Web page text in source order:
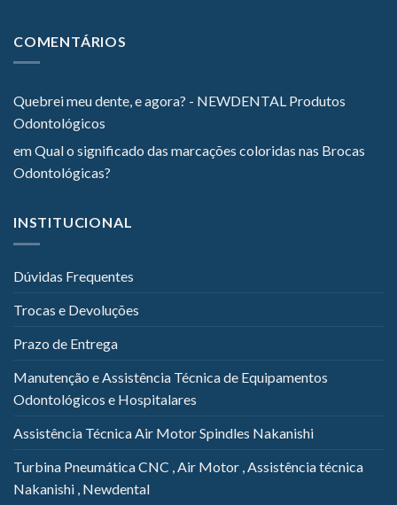
COMENTÁRIOS
Quebrei meu dente, e agora? - NEWDENTAL Produtos
Odontológicos
emQual o significado das marcações coloridas nas Brocas
Odontológicas?
INSTITUCIONAL
Dúvidas Frequentes
Trocas e Devoluções
Prazo de Entrega
Manutenção e Assistência Técnica de Equipamentos
Odontológicos e Hospitalares
Assistência Técnica Air Motor Spindles Nakanishi
Turbina Pneumática CNC , Air Motor , Assistência técnica
Nakanishi , Newdental